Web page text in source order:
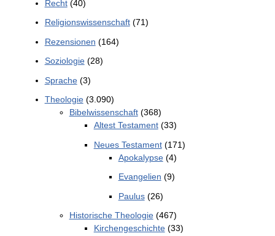
Recht(40)
Religionswissenschaft(71)
Rezensionen (164)
Soziologie(28)
Sprache(3)
Theologie(3.090)
Bibelwissenschaft(368)
Altest Testament(33)
Neues Testament(171)
Apokalypse(4)
Evangelien (9)
Paulus(26)
Historische Theologie(467)
Kirchengeschichte(33)